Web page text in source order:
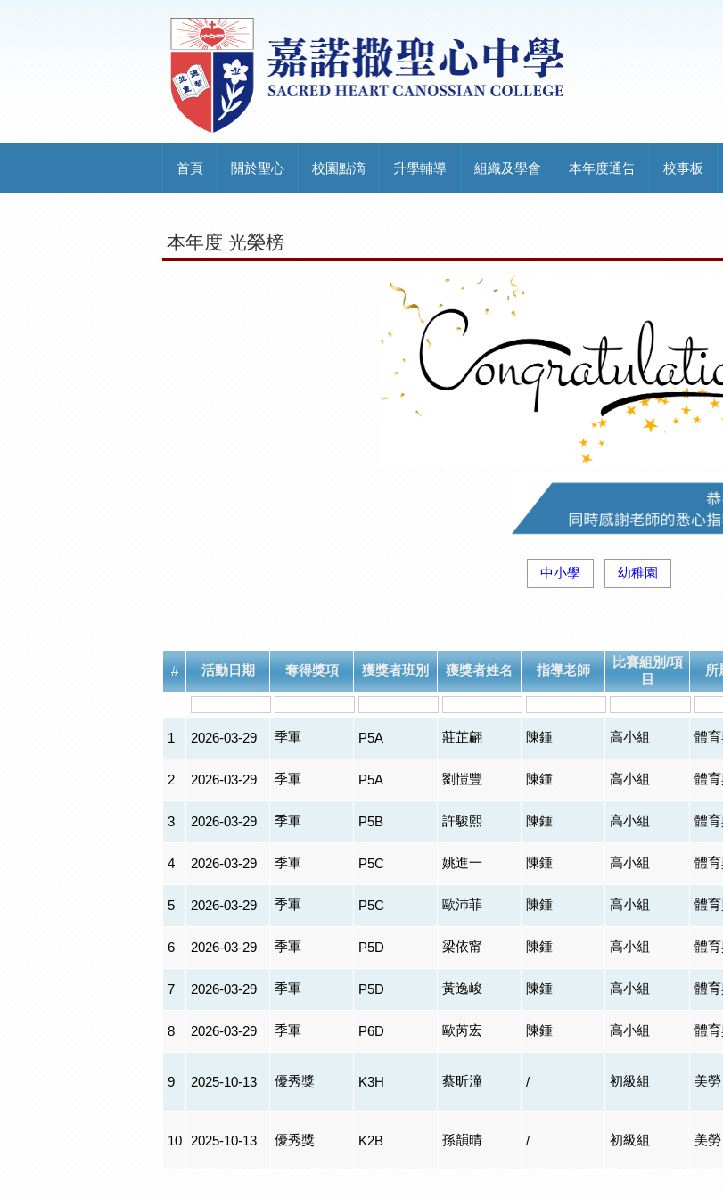
首頁 關於聖心 校園點滴 升學輔導 組織及學會 本年度通告 校事板
本年度 光榮榜
中小學 幼稚園
# 活動日期 奪得獎項 獲獎者班別 獲獎者姓名 指導老師
比賽組別/項
目
所
1 2026-03-29 季軍 P5A 莊芷翩 陳鍾 高小組 體
2 2026-03-29 季軍 P5A 劉愷豐 陳鍾 高小組 體
3 2026-03-29 季軍 P5B 許駿熙 陳鍾 高小組 體
4 2026-03-29 季軍 P5C 姚進一 陳鍾 高小組 體
5 2026-03-29 季軍 P5C 歐沛菲 陳鍾 高小組 體
6 2026-03-29 季軍 P5D 梁依甯 陳鍾 高小組 體
7 2026-03-29 季軍 P5D 黃逸峻 陳鍾 高小組 體
8 2026-03-29 季軍 P6D 歐芮宏 陳鍾 高小組 體
9 2025-10-13 優秀獎 K3H 蔡昕潼 / 初級組 美勞
10 2025-10-13 優秀獎 K2B 孫韻晴 / 初級組 美勞